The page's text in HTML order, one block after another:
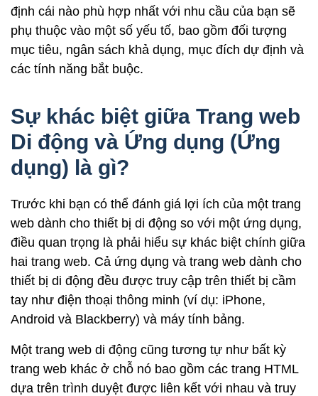
định cái nào phù hợp nhất với nhu cầu của bạn sẽ
phụ thuộc vào một số yếu tố, bao gồm đối tượng
mục tiêu, ngân sách khả dụng, mục đích dự định và
các tính năng bắt buộc.
Sự khác biệt giữa Trang web
Di động và Ứng dụng (Ứng
dụng) là gì?
Trước khi bạn có thể đánh giá lợi ích của một trang
web dành cho thiết bị di động so với một ứng dụng,
điều quan trọng là phải hiểu sự khác biệt chính giữa
hai trang web. Cả ứng dụng và trang web dành cho
thiết bị di động đều được truy cập trên thiết bị cầm
tay như điện thoại thông minh (ví dụ: iPhone,
Android và Blackberry) và máy tính bảng.
Một trang web di động cũng tương tự như bất kỳ
trang web khác ở chỗ nó bao gồm các trang HTML
dựa trên trình duyệt được liên kết với nhau và truy